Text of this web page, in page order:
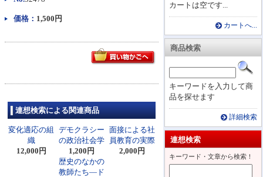
カートは空です...
カートへ...
商品検索
キーワードを入力して商
品を探せます
詳細検索
連想検索
キーワード・文章から検索！
価格： 1,500円
連想検索による関連商品
変化適応の組
織
12,000円
デモクラシー
の政治社会学
1,200円
面接による社
員教育の実際
2,000円
歴史のなかの
教師たち―ド